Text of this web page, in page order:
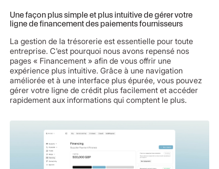
Une façon plus simple et plus intuitive de gérer votre
ligne de financement des paiements fournisseurs
La gestion de la trésorerie est essentielle pour toute
entreprise. C'est pourquoi nous avons repensé nos
pages « Financement » afin de vous offrir une
expérience plus intuitive. Grâce à une navigation
améliorée et à une interface plus épurée, vous pouvez
gérer votre ligne de crédit plus facilement et accéder
rapidement aux informations qui comptent le plus.